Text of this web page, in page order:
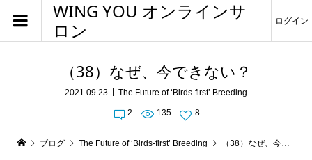
WING YOU オンラインサ
ロン
ログイン
（38）なぜ、今できない？
2021.09.23 The Future of ‘Birds-first’ Breeding
2 135 8
ブログ The Future of ‘Birds-first’ Breeding （38）なぜ、今できない？